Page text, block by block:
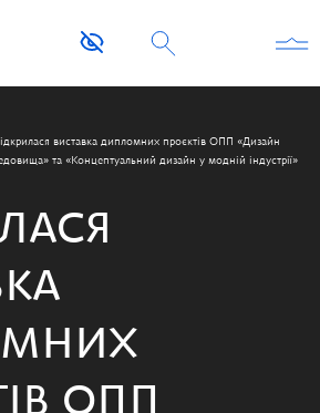
виставка дипломних проєктів ОПП «Дизайн
та «Концептуальний дизайн у модній індустрії»
ОПП